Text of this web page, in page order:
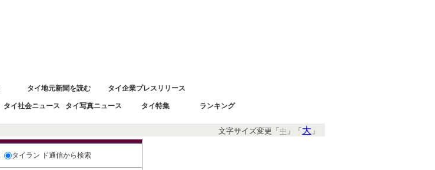
タイ地元新聞を読む タイ企業プレスリリース
タイ社会ニュース タイ写真ニュース タイ特集 ランキング
文字サイズ変更「中 」「大 」
タイラン ド通信から検索